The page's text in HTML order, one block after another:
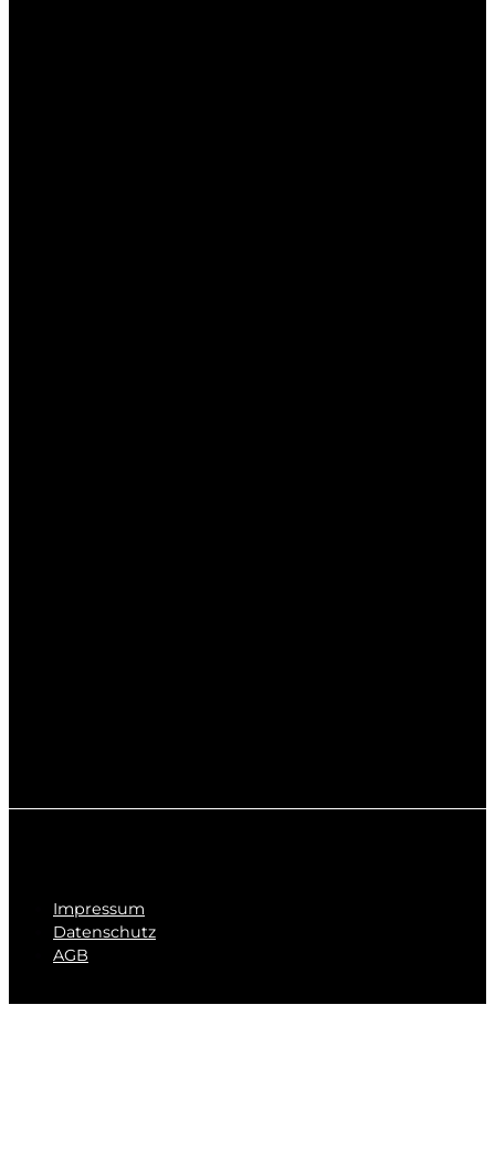
Impressum
Datenschutz
AGB